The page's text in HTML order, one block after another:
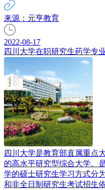
来源：元亨教育
2022-08-17
四川大学在职研究生药学专
四川大学是教育部直属重点
的高水平研究型综合大学。
学的硕士研究生学习方式分
和非全日制研究生考试招生